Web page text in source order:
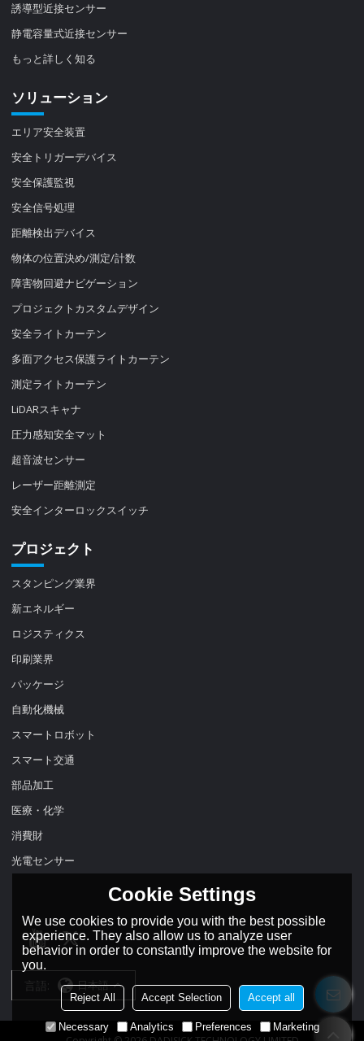
誘導型近接センサー
静電容量式近接センサー
もっと詳しく知る
ソリューション
エリア安全装置
安全トリガーデバイス
安全保護監視
安全信号処理
距離検出デバイス
物体の位置決め/測定/計数
障害物回避ナビゲーション
プロジェクトカスタムデザイン
安全ライトカーテン
多面アクセス保護ライトカーテン
測定ライトカーテン
LiDARスキャナ
圧力感知安全マット
超音波センサー
レーザー距離測定
安全インターロックスイッチ
プロジェクト
スタンピング業界
新エネルギー
ロジスティクス
印刷業界
パッケージ
自動化機械
スマートロボット
スマート交通
部品加工
医療・化学
消費財
光電センサー
言語: 日本語
Cookie Settings
We use cookies to provide you with the best possible
experience. They also allow us to analyze user
behavior in order to constantly improve the website for
you.
Reject All Accept Selection Accept all
Necessary Analytics Preferences Marketing